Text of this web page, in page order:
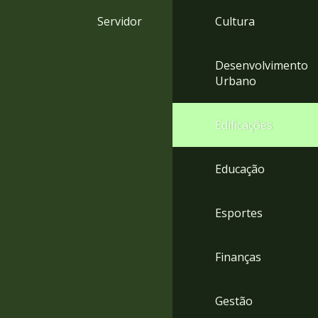
Servidor Cultura
Desenvolvimento
Urbano
Edificações
Educação
Esportes
Finanças
Gestão